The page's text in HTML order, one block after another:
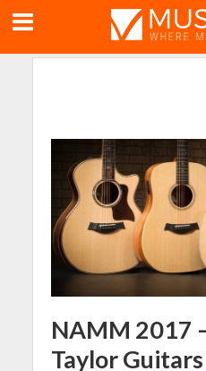
NAMM 2017
Taylor Guitars